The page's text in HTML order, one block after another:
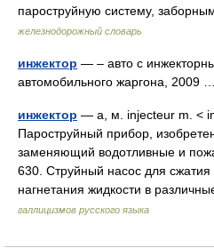
пароструйную систему,
железнодорожный словарь
инжектор — – авто с
автомобильного жаргона, 2009
инжектор — а, м. injecteur m. <
Пароструйный прибор,
заменяющий водотливные и
630. Струйный насос для сжатия
нагнетания жидкости в
галлицизмов русского языка